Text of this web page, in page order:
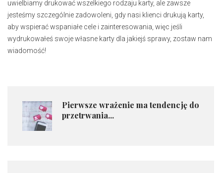
uwielbiamy drukować wszelkiego rodzaju karty, ale zawsze
jesteśmy szczególnie zadowoleni, gdy nasi klienci drukują karty,
aby wspierać wspaniałe cele i zainteresowania, więc jeśli
wydrukowałeś swoje własne karty dla jakiejś sprawy, zostaw nam
wiadomość!
Pierwsze wrażenie ma tendencję do
przetrwania...